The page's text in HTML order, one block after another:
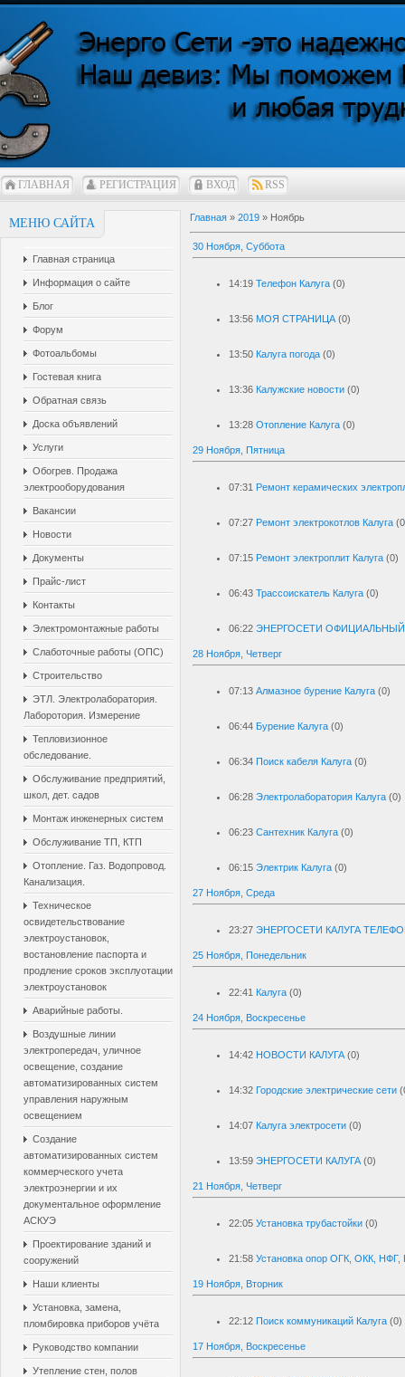
ГЛАВНАЯ РЕГИСТРАЦИЯ ВХОД RSS
МЕНЮ САЙТА
Главная страница
Информация о сайте
Блог
Форум
Фотоальбомы
Гостевая книга
Обратная связь
Доска объявлений
Услуги
Обогрев. Продажа
электрооборудования
Вакансии
Новости
Документы
Прайс-лист
Контакты
Электромонтажные работы
Слаботочные работы (ОПС)
Строительство
ЭТЛ. Электролаборатория.
Лаборотория. Измерение
Тепловизионное
обследование.
Обслуживание предприятий,
школ, дет. садов
Монтаж инженерных систем
Обслуживание ТП, КТП
Отопление. Газ. Водопровод.
Канализация.
Техническое
освидетельствование
электроустановок,
востановление паспорта и
продление сроков эксплуотации
электроустановок
Аварийные работы.
Воздушные линии
электропередач, уличное
освещение, создание
автоматизированных систем
управления наружным
освещением
Создание
автоматизированных систем
коммерческого учета
электроэнергии и их
документальное оформление
АСКУЭ
Проектирование зданий и
сооружений
Наши клиенты
Установка, замена,
пломбировка приборов учёта
Руководство компании
Утепление стен, полов
Главная » 2019 » Ноябрь
30 Ноября, Суббота
14:19 Телефон Калуга (0)
13:56 МОЯ СТРАНИЦА (0)
13:50 Калуга погода (0)
13:36 Калужские новости (0)
13:28 Отопление Калуга (0)
29 Ноября, Пятница
07:31 Ремонт керамических
07:27 Ремонт электрокотлов Калуга
07:15 Ремонт электроплит Калуга (0)
06:43 Трассоискатель Калуга (0)
06:22 ЭНЕРГОСЕТИ
28 Ноября, Четверг
07:13 Алмазное бурение Калуга (0)
06:44 Бурение Калуга (0)
06:34 Поиск кабеля Калуга (0)
06:28 Электролаборатория Калуга (0)
06:23 Сантехник Калуга (0)
06:15 Электрик Калуга (0)
27 Ноября, Среда
23:27 ЭНЕРГОСЕТИ КАЛУГА
25 Ноября, Понедельник
22:41 Калуга (0)
24 Ноября, Воскресенье
14:42 НОВОСТИ КАЛУГА (0)
14:32 Городские электрические сети
14:07 Калуга электросети (0)
13:59 ЭНЕРГОСЕТИ КАЛУГА (0)
21 Ноября, Четверг
22:05 Установка трубастойки (0)
21:58 Установка опор ОГК, ОКК, НФГ,
19 Ноября, Вторник
22:12 Поиск коммуникаций Калуга (0)
17 Ноября, Воскресенье